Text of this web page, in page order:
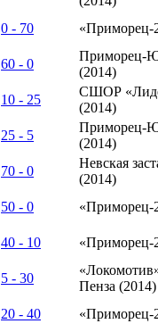
0 - 70
«Приморец-
60 - 0
Приморец-
(2014)
10 - 25
СШОР
(2014)
25 - 5
Приморец-
(2014)
70 - 0
Невская
(2014)
50 - 0
«Приморец-
40 - 10
«Приморец-
5 - 30
Пенза (2014)
20 - 40
«Приморец-